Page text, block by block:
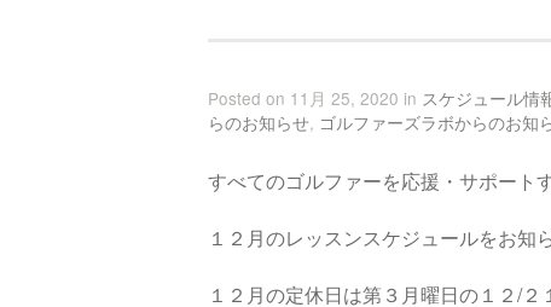
Posted on 11月 25, 2020 in スケジュール情
らのお知らせ, ゴルファーズラボからのお知
すべてのゴルファーを応援・サポート
１２月のレッスンスケジュールをお知
１２月の定休日は第３月曜日の１２/２